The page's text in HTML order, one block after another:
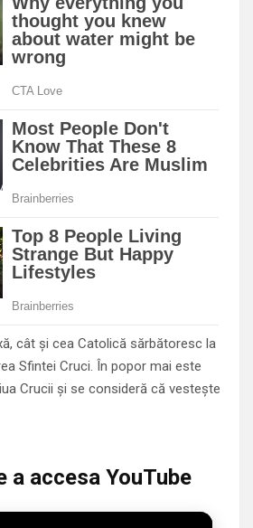
cât și cea Catolică sărbătoresc la
Sfintei Cruci. În popor mai este
Crucii şi se consideră că vesteşte
a accesa YouTube